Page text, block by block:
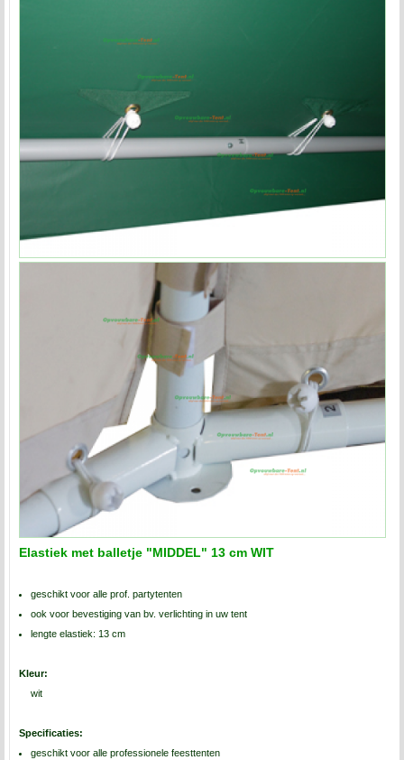
Elastiek met balletje "MIDDEL" 13 cm WIT
geschikt voor alle prof. partytenten
ook voor bevestiging van bv. verlichting in uw tent
lengte elastiek: 13 cm
Kleur:
wit
Specificaties:
geschikt voor alle professionele feesttenten